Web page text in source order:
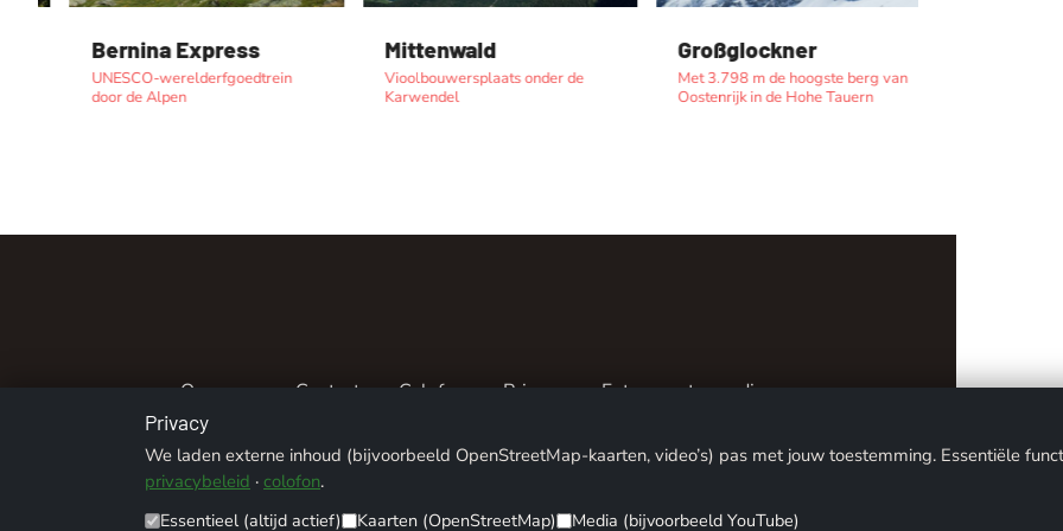
Bernina Express
UNESCO-werelderfgoedtrein
door de Alpen
Mittenwald
Vioolbouwersplaats onder de
Karwendel
Großglockner
Met 3.798 m de hoogste berg van
Oostenrijk in de Hohe Tauern
Over ons Contact Colofon Privacy Fotoverantwoording
© 2026 ALPENTREFF · POWERED BY MIKO24 - IT SERVICE
Privacy
We laden externe inhoud (bijvoorbeeld OpenStreetMap-kaarten, video’s) pas met jouw toestemming. Essentiële
privacybeleid · colofon.
Essentieel (altijd actief)
Kaarten (OpenStreetMap) Media (bijvoorbeeld YouTube)